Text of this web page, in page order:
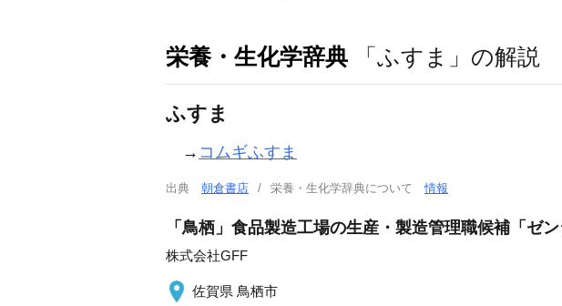
栄養・生化学辞典 「ふすま」の解説
ふすま
→ コムギふすま
出典 朝倉書店 栄養・生化学辞典について情報
「鳥栖」食品製造工場の生産・製造管理職候補「ゼン
株式会社GFF
佐賀県 鳥栖市